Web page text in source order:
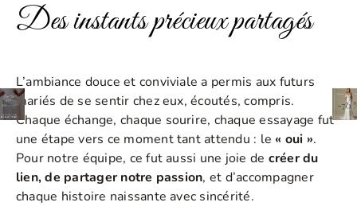
Des instants précieux partagés
L’ambiance douce et conviviale a permis aux futurs
mariés de se sentir chez eux, écoutés, compris.
Chaque échange, chaque sourire, chaque essayage fut
une étape vers ce moment tant attendu : le « oui ».
Pour notre équipe, ce fut aussi une joie de créer du
lien, de partager notre passion, et d’accompagner
chaque histoire naissante avec sincérité.